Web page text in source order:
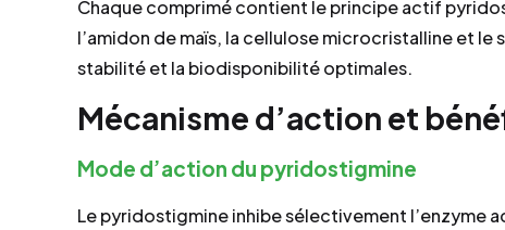
Chaque comprimé contient le principe actif
l’amidon de maïs, la cellulose microcristalline et
stabilité et la biodisponibilité optimales.
Mécanisme d’action et
Mode d’action du pyridostigmine
Le pyridostigmine inhibe sélectivement l’enzyme